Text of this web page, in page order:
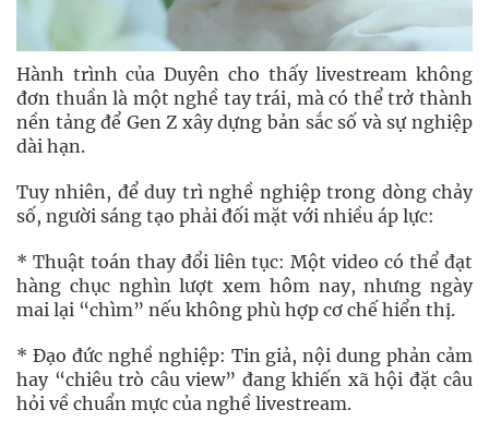
Hành trình của Duyên cho thấy livestream không
đơn thuần là một nghề tay trái, mà có thể trở thành
nền tảng để Gen Z xây dựng bản sắc số và sự nghiệp
dài hạn.
Tuy nhiên, để duy trì nghề nghiệp trong dòng chảy
số, người sáng tạo phải đối mặt với nhiều áp lực:
* Thuật toán thay đổi liên tục: Một video có thể đạt
hàng chục nghìn lượt xem hôm nay, nhưng ngày
mai lại “chìm” nếu không phù hợp cơ chế hiển thị.
* Đạo đức nghề nghiệp: Tin giả, nội dung phản cảm
hay “chiêu trò câu view” đang khiến xã hội đặt câu
hỏi về chuẩn mực của nghề livestream.